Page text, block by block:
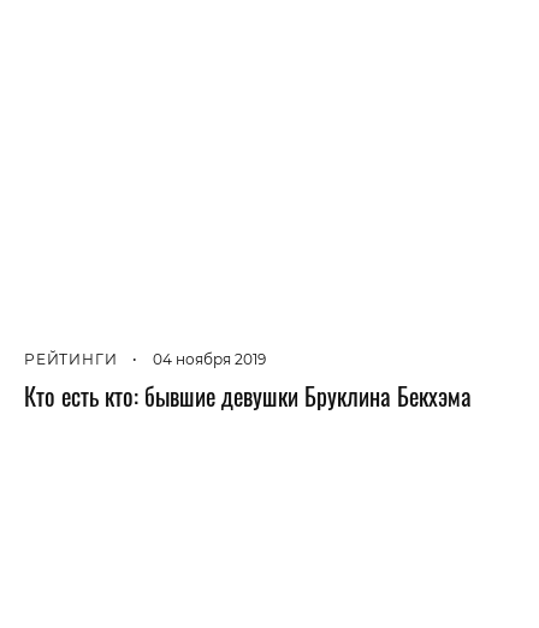
РЕЙТИНГИ • 04 ноября 2019
Кто есть кто: бывшие девушки Бруклина Бекхэма